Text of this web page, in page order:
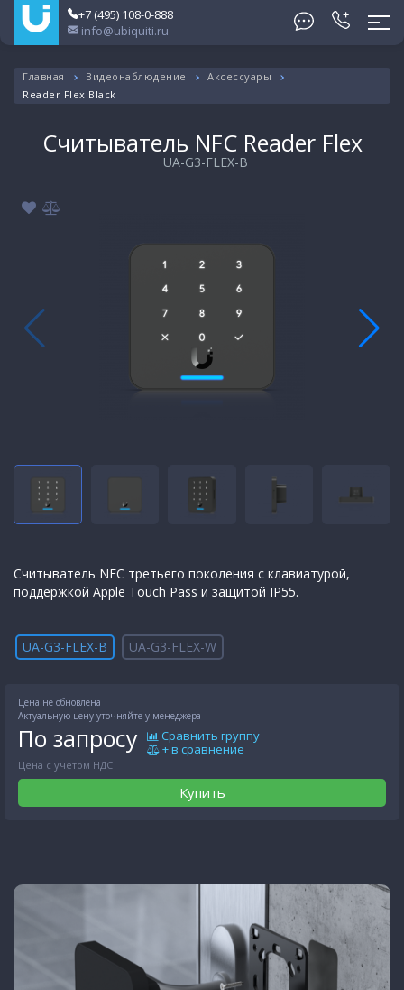
+7 (495) 108-0-888
info@ubiquiti.ru
Главная Видеонаблюдение
Аксессуары
Reader Flex Black
Считыватель NFC Reader Flex
UA-G3-FLEX-B
Считыватель NFC третьего поколения с клавиатурой,
поддержкой Apple Touch Pass и защитой IP55.
UA-G3-FLEX-B UA-G3-FLEX-W
Цена не обновлена
Актуальную цену уточняйте у менеджера
По запросу
Цена с учетом НДС
Сравнить группу
+ в сравнение
Купить